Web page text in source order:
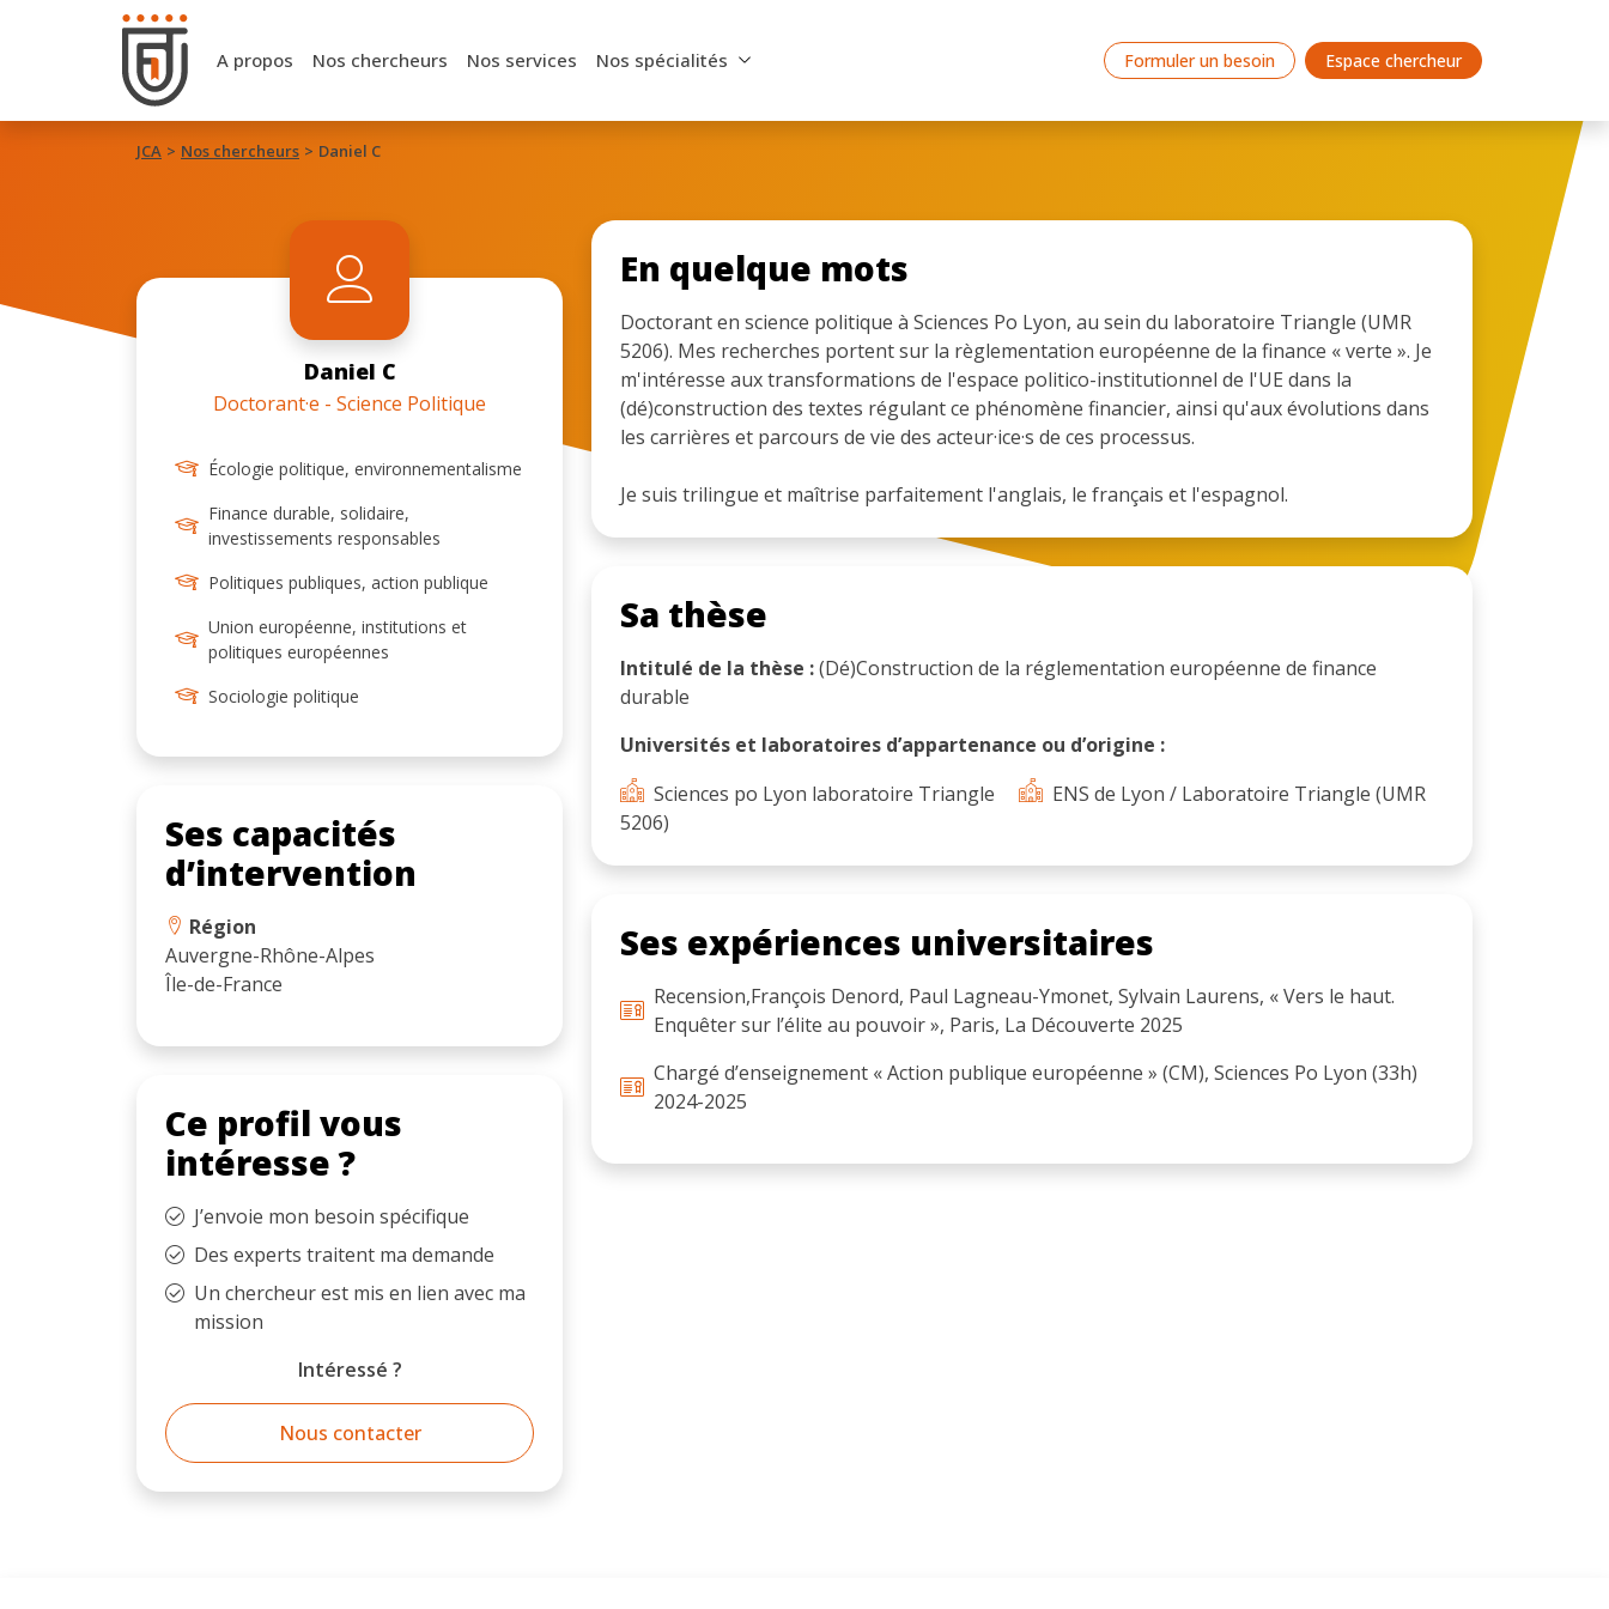
A propos Nos chercheurs Nos services Nos spécialités Formuler un besoin Espace chercheur
JCA Nos chercheurs Daniel C
Daniel C
Doctorant·e - Science Politique
Écologie politique, environnementalisme
Finance durable, solidaire,
investissements responsables
Politiques publiques, action publique
Union européenne, institutions et
politiques européennes
Sociologie politique
Ses capacités
d’intervention
Région
Auvergne-Rhône-Alpes
Île-de-France
Ce profil vous
intéresse ?
J’envoie mon besoin spécifique
Des experts traitent ma demande
Un chercheur est mis en lien avec ma
mission
Intéressé ?
Nous contacter
En quelque mots
Doctorant en science politique à Sciences Po Lyon, au sein du laboratoire Triangle (UMR
5206). Mes recherches portent sur la règlementation européenne de la finance « verte ». Je
m'intéresse aux transformations de l'espace politico-institutionnel de l'UE dans la
(dé)construction des textes régulant ce phénomène financier, ainsi qu'aux évolutions dans
les carrières et parcours de vie des acteur·ice·s de ces processus.
Je suis trilingue et maîtrise parfaitement l'anglais, le français et l'espagnol.
Sa thèse
Intitulé de la thèse :(Dé)Construction de la réglementation européenne de finance
durable
Universités et laboratoires d’appartenance ou d’origine :
Sciences po Lyon laboratoire Triangle
ENS de Lyon / Laboratoire Triangle (UMR
5206)
Ses expériences universitaires
Recension,François Denord, Paul Lagneau-Ymonet, Sylvain Laurens, « Vers le haut.
Enquêter sur l’élite au pouvoir », Paris, La Découverte 2025
Chargé d’enseignement « Action publique européenne » (CM), Sciences Po Lyon (33h)
2024-2025